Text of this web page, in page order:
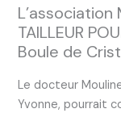
TAILLEUR
Boule de
Le docteur
Yvonne, pourrait